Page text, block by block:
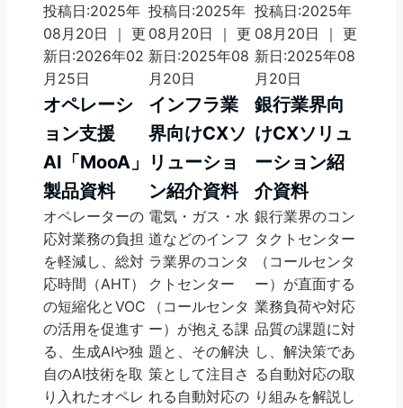
投稿日:2025年
08月20日 ｜ 更
新日:2026年02
月25日
オペレーシ
ョン支援
AI「MooA」
製品資料
オペレーターの
応対業務の負担
を軽減し、総対
応時間（AHT）
の短縮化とVOC
の活用を促進す
る、生成AIや独
自のAI技術を取
り入れたオペレ
投稿日:2025年
08月20日 ｜ 更
新日:2025年08
月20日
インフラ業
界向けCXソ
リューショ
ン紹介資料
電気・ガス・水
道などのインフ
ラ業界のコンタ
クトセンター
（コールセンタ
ー）が抱える課
題と、その解決
策として注目さ
れる自動対応の
投稿日:2025年
08月20日 ｜ 更
新日:2025年08
月20日
銀行業界向
けCXソリュ
ーション紹
介資料
銀行業界のコン
タクトセンター
（コールセンタ
ー）が直面する
業務負荷や対応
品質の課題に対
し、解決策であ
る自動対応の取
り組みを解説し